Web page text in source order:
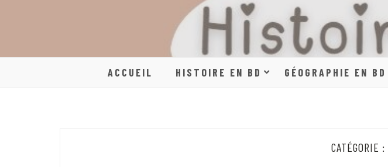
ACCUEIL HISTOIRE EN BD GÉOGRAPHIE EN BD
CATÉGORIE :